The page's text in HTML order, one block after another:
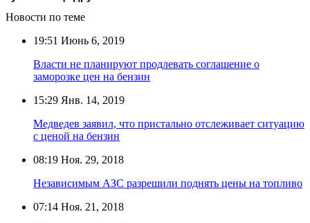
Новости по теме
19:51 Июнь 6, 2019
Власти не планируют продлевать соглашение о
заморозке цен на бензин
15:29 Янв. 14, 2019
Медведев заявил, что пристально отслеживает ситуацию
с ценой на бензин
08:19 Ноя. 29, 2018
Независимым АЗС разрешили поднять цены на топливо
07:14 Ноя. 21, 2018